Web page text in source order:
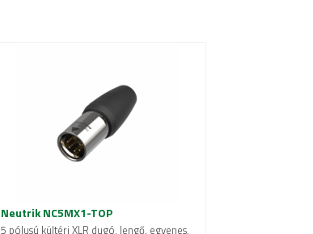
Neutrik NC5MX1-TOP
5 pólusú kültéri XLR dugó, lengő, egyenes,